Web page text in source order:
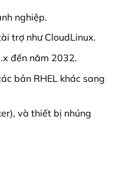
nghiệp.
trợ như CloudLinux.
đến năm 2032.
bản RHEL khác sang
và thiết bị nhúng